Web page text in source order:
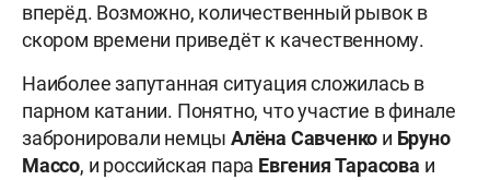
вперёд. Возможно, количественный рывок в
скором времени приведёт к качественному.
Наиболее запутанная ситуация сложилась в
парном катании. Понятно, что участие в финале
забронировали немцы Алёна Савченко и Бруно
Массо, и российская пара Евгения Тарасова и